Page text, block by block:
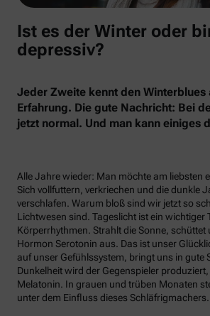
Ist es der Winter oder
depressiv?
Jeder Zweite kennt den Winterblues
Erfahrung. Die gute Nachricht: Bei
jetzt normal. Und man kann einiges
Alle Jahre wieder: Man möchte am liebsten
Sich vollfuttern, verkriechen und die dunkle
verschlafen. Warum bloß sind wir jetzt so
Lichtwesen sind. Tageslicht ist ein wichtiger
Körperrhythmen. Strahlt die Sonne, schüttet
Hormon Serotonin aus. Das ist unser
auf unser Gefühlssystem, bringt uns in gute
Dunkelheit wird der Gegenspieler
Melatonin. In grauen und trüben Monaten
unter dem Einfluss dieses Schläfrigmachers.